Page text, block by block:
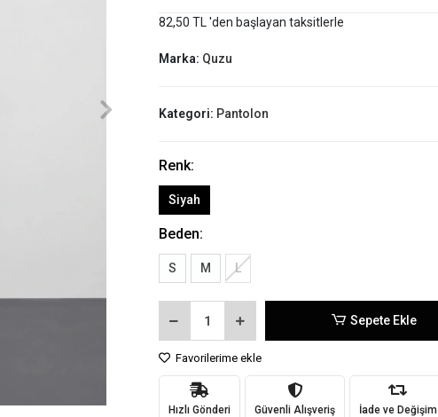
82,50 TL 'den başlayan taksitlerle
Marka: Quzu
Kategori: Pantolon
Renk:
Siyah
Beden:
S M L
Sepete Ekle
Favorilerime ekle
Hızlı Gönderi Güvenli Alışveriş İade ve Değişim